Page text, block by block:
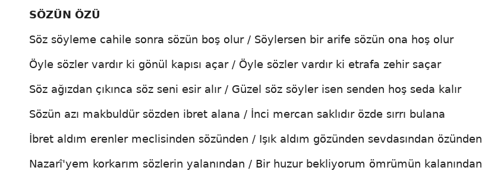
SÖZÜN ÖZÜ
Söz söyleme cahile sonra sözün boş olur / Söylersen bir arife sözün ona hoş olur
Öyle sözler vardır ki gönül kapısı açar / Öyle sözler vardır ki etrafa zehir saçar
Söz ağızdan çıkınca söz seni esir alır / Güzel söz söyler isen senden hoş seda kalır
Sözün azı makbuldür sözden ibret alana / İnci mercan saklıdır özde sırrı bulana
İbret aldım erenler meclisinden sözünden / Işık aldım gözünden sevdasından özünden
Nazarî'yem korkarım sözlerin yalanından / Bir huzur bekliyorum ömrümün kalanından